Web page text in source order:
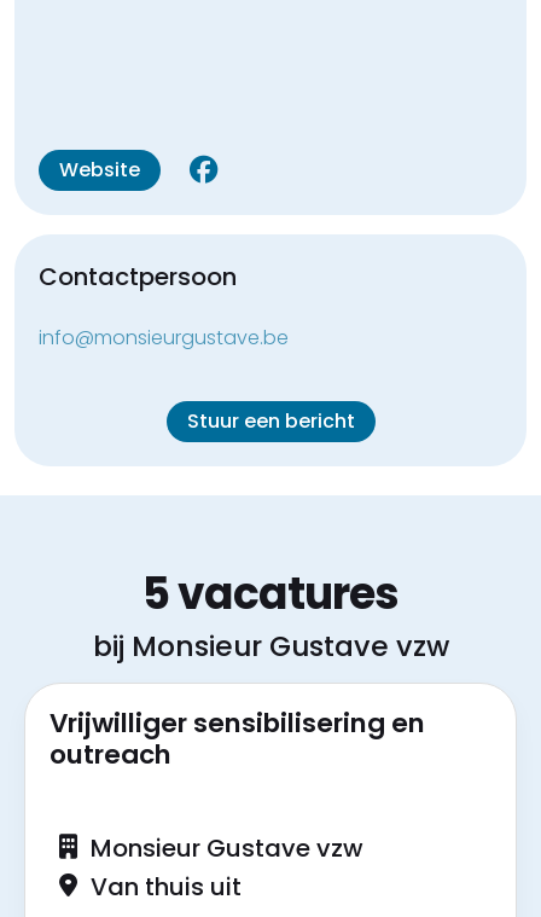
Website
Contactpersoon
info@monsieurgustave.be
Stuur een bericht
5 vacatures
bij Monsieur Gustave vzw
Vrijwilliger sensibilisering en
outreach
Monsieur Gustave vzw
Van thuis uit